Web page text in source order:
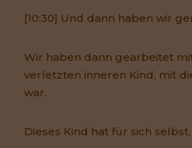
[10:30] Und dann haben wir
Wir haben dann gearbeitet
verletzten inneren Kind, mit
war.
Dieses Kind hat für sich